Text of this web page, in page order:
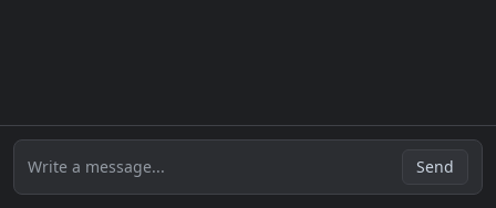
Write a message... Send